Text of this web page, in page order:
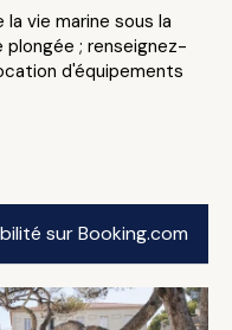
vie marine sous la
plongée ; renseignez-
d'équipements
sur Booking.com